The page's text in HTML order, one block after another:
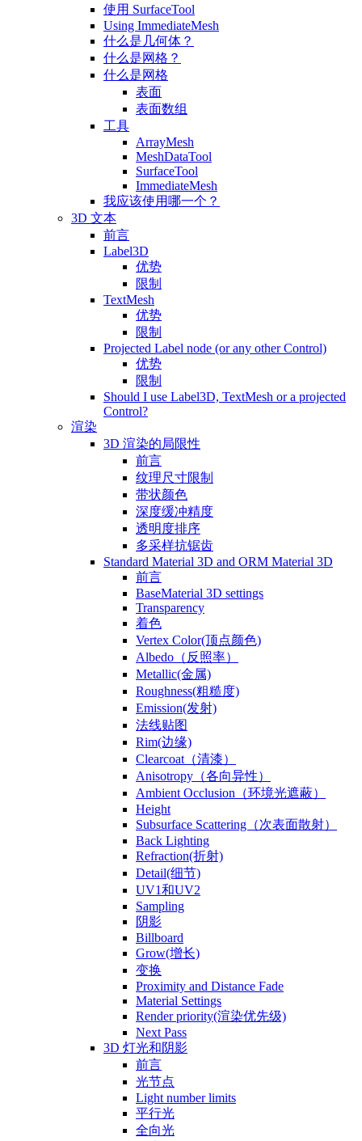
使用 SurfaceTool
Using ImmediateMesh
什么是几何体？
什么是网格？
什么是网格
表面
表面数组
工具
ArrayMesh
MeshDataTool
SurfaceTool
ImmediateMesh
我应该使用哪一个？
3D 文本
前言
Label3D
优势
限制
TextMesh
优势
限制
Projected Label node (or any other Control)
优势
限制
Should I use Label3D, TextMesh or a projected
Control?
渲染
3D 渲染的局限性
前言
纹理尺寸限制
带状颜色
深度缓冲精度
透明度排序
多采样抗锯齿
Standard Material 3D and ORM Material 3D
前言
BaseMaterial 3D settings
Transparency
着色
Vertex Color(顶点颜色)
Albedo（反照率）
Metallic(金属)
Roughness(粗糙度)
Emission(发射)
法线贴图
Rim(边缘)
Clearcoat（清漆）
Anisotropy（各向异性）
Ambient Occlusion（环境光遮蔽）
Height
Subsurface Scattering（次表面散射）
Back Lighting
Refraction(折射)
Detail(细节)
UV1和UV2
Sampling
阴影
Billboard
Grow(增长)
变换
Proximity and Distance Fade
Material Settings
Render priority(渲染优先级)
Next Pass
3D 灯光和阴影
前言
光节点
Light number limits
平行光
全向光